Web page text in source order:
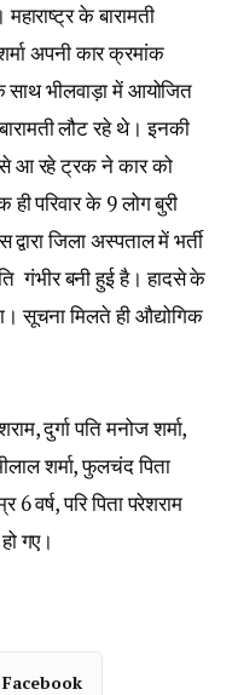
के बारामती
अपनी कार क्रमांक
भीलवाड़ा में आयोजित
लौट रहे थे। इनकी
आ रहे ट्रक ने कार को
परिवार के 9 लोग बुरी
जिला अस्पताल में भर्ती
गंभीर बनी हुई है। हादसे के
सूचना मिलते ही औद्योगिक
दुर्गा पति मनोज शर्मा,
शर्मा, फुलचंद पिता
वर्ष, परि पिता परेशराम
गए।